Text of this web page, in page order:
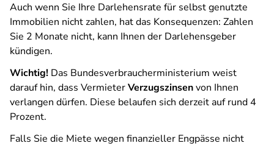
Auch wenn Sie Ihre Darlehensrate für selbst genutzte
Immobilien nicht zahlen, hat das Konsequenzen: Zahlen
Sie 2 Monate nicht, kann Ihnen der Darlehensgeber
kündigen.
Wichtig! Das Bundesverbraucherministerium weist
darauf hin, dass VermieterVerzugszinsenvon Ihnen
verlangen dürfen. Diese belaufen sich derzeit auf rund 4
Prozent.
Falls Sie die Miete wegen finanzieller Engpässe nicht